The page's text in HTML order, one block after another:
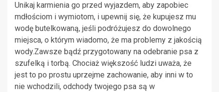
Unikaj karmienia go przed wyjazdem, aby zapobiec
mdłościom i wymiotom, i upewnij się, że kupujesz mu
wodę butelkowaną, jeśli podróżujesz do dowolnego
miejsca, o którym wiadomo, że ma problemy z jakością
wody.Zawsze bądź przygotowany na odebranie psa z
szufelką i torbą. Chociaż większość ludzi uważa, że ​​
jest to po prostu uprzejme zachowanie, aby inni w to
nie wchodzili, odchody twojego psa są w